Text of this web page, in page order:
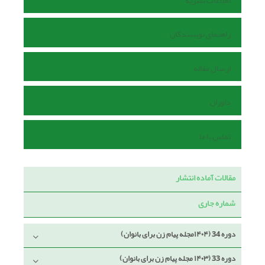
راهنمای نویسندگان
ارسال مقاله
داوران
تماس با ما
مقالات آماده انتشار
شماره جاری
دوره 34 (۱۴۰۴مجله پیام زن برای بانوان)
دوره 33 (۱۴۰۳ مجله پیام زن برای بانوان)